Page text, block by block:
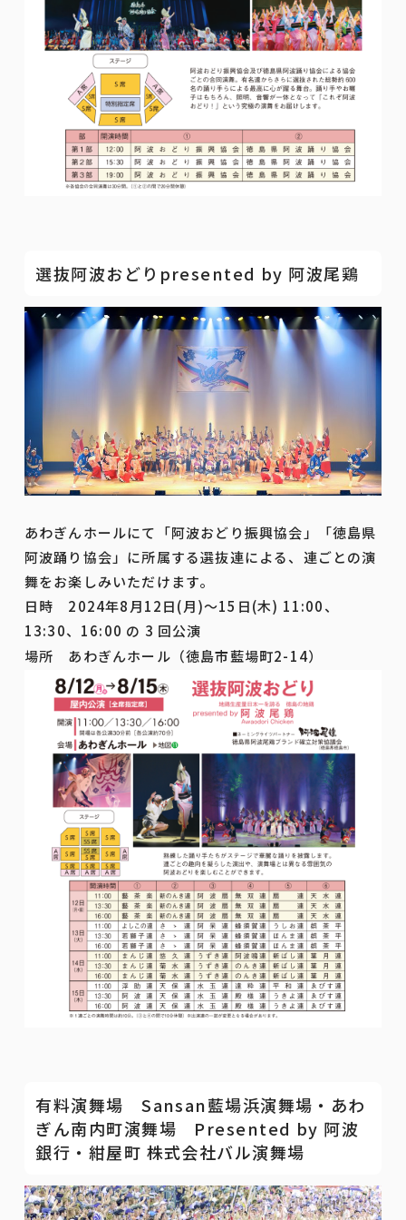
選抜阿波おどりpresented by 阿波尾鶏
あわぎんホールにて「阿波おどり振興協会」「徳島県
阿波踊り協会」に所属する選抜連による、連ごとの演
舞をお楽しみいただけます。
日時 2024年8月12日(月)～15日(木) 11:00、
13:30、16:00 の 3 回公演
場所 あわぎんホール（徳島市藍場町2-14）
有料演舞場 Sansan藍場浜演舞場・あわ
ぎん南内町演舞場 Presented by 阿波
銀行・紺屋町 株式会社バル演舞場